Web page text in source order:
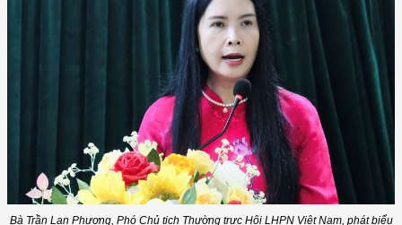
Bà Trần Lan Phương, Phó Chủ tịch Thường trực Hội LHPN Việt Nam, phát biểu